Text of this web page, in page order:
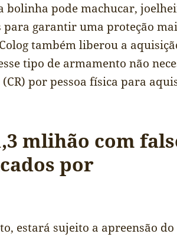
bolinha pode machucar,
para garantir uma proteção
também liberou a
tipo de armamento não
por pessoa física para
mlihão com
por
estará sujeito a apreensão do